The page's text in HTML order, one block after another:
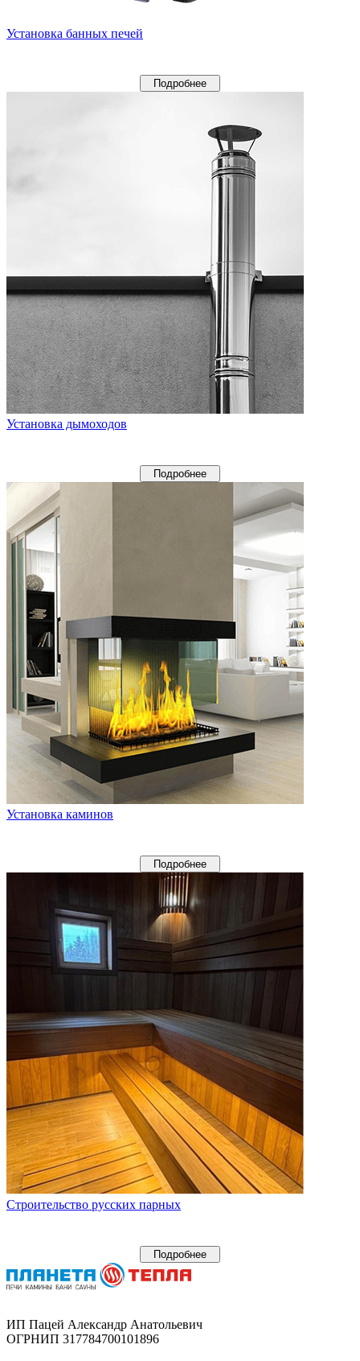
Установка банных печей
Подробнее
Установка дымоходов
Подробнее
Установка каминов
Подробнее
Строительство русских парных
Подробнее
ИП Пацей Александр Анатольевич
ОГРНИП 317784700101896